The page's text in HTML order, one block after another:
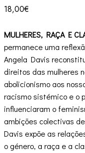
18,00€
MULHERES, RAÇA E
permanece uma
Angela Davis
direitos das mulheres
abolicionismo aos
racismo sistémico e o
influenciaram o
ambições colectivas
Davis expõe as
o género, a raça e a